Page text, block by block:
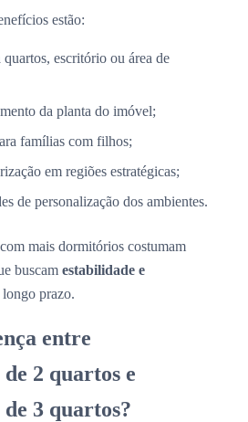
estão:
quartos, escritório ou área de
da planta do imóvel;
famílias com filhos;
em regiões estratégicas;
de personalização dos ambientes.
mais dormitórios costumam
buscam estabilidade e
longo prazo.
entre
2 quartos e
3 quartos?